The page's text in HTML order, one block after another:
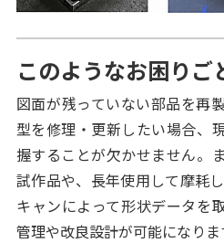
このようなお困りご
図面が残っていない部品を再
型を修理・更新したい場合、
握することが欠かせません。
試作品や、長年使用して摩耗
キャンによって形状データを
管理や改良設計が可能になりま